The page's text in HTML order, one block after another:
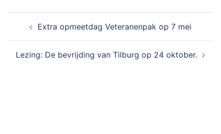
navigatieExtra opmeetdag Veteranenpak op 7 mei
Lezing: De bevrijding van Tilburg op 24 oktober.